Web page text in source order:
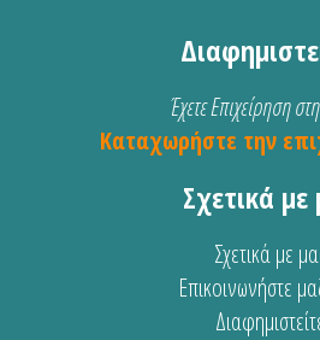
Έχετε Επιχείρηση
Καταχωρήστε την
Σχετικά με
Σχετικά με
Επικοινωνήστε